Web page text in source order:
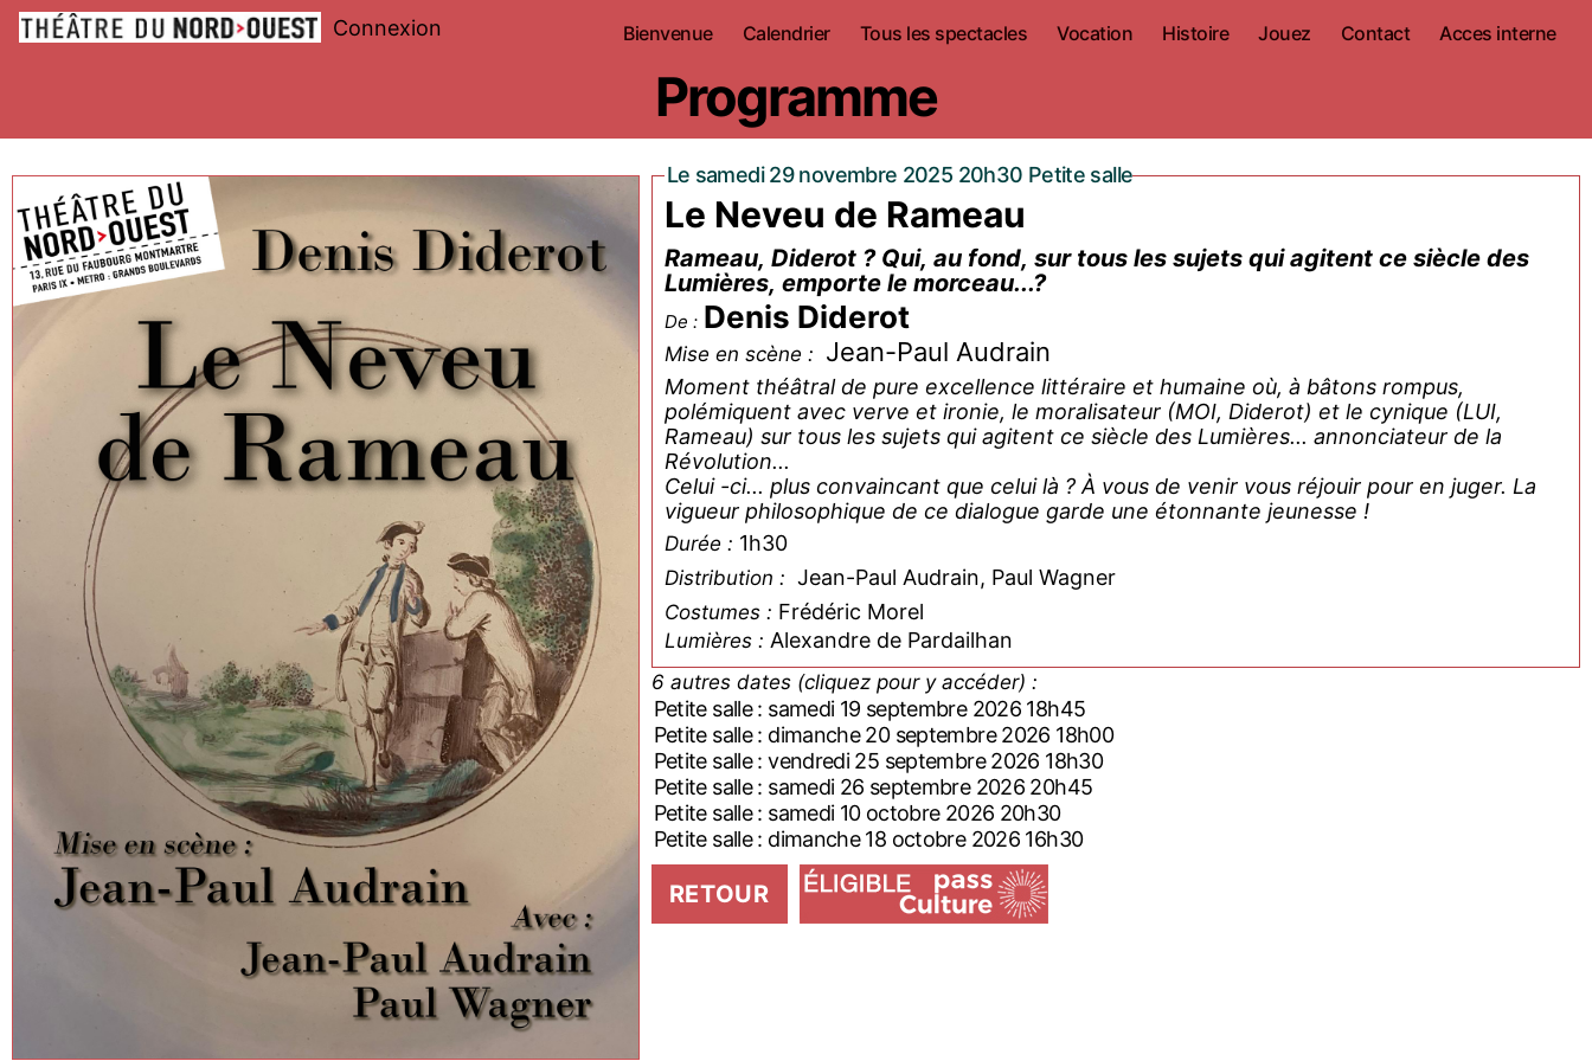
Connexion Bienvenue Calendrier Tous les spectacles Vocation Histoire Jouez Contact Acces interne
Programme
Le samedi 29 novembre 2025 20h30 Petite salle
Le Neveu de Rameau
Rameau, Diderot ? Qui, au fond, sur tous les sujets qui agitent ce siècle des
Lumières, emporte le morceau...?
De : Denis Diderot
Mise en scène : Jean-Paul Audrain
Moment théâtral de pure excellence littéraire et humaine où, à bâtons rompus,
polémiquent avec verve et ironie, le moralisateur (MOI, Diderot) et le cynique (LUI,
Rameau) sur tous les sujets qui agitent ce siècle des Lumières... annonciateur de la
Révolution...
Celui -ci... plus convaincant que celui là ? À vous de venir vous réjouir pour en juger. La
vigueur philosophique de ce dialogue garde une étonnante jeunesse !
Durée : 1h30
Distribution : Jean-Paul Audrain, Paul Wagner
Costumes : Frédéric Morel
Lumières : Alexandre de Pardailhan
6 autres dates (cliquez pour y accéder) :
Petite salle : samedi 19 septembre 2026 18h45
Petite salle : dimanche 20 septembre 2026 18h00
Petite salle : vendredi 25 septembre 2026 18h30
Petite salle : samedi 26 septembre 2026 20h45
Petite salle : samedi 10 octobre 2026 20h30
Petite salle : dimanche 18 octobre 2026 16h30